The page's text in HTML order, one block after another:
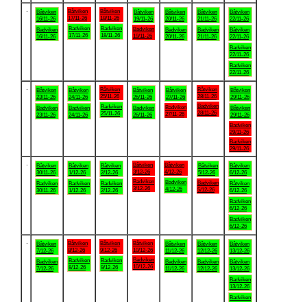
Båtviken
16/11-26
Badviken
16/11-26
Båtviken
17/11-26
Badviken
17/11-26
Båtviken
18/11-26
Badviken
18/11-26
Båtviken
19/11-26
Badviken
19/11-26
Båtviken
20/11-26
Badviken
20/11-26
Båtviken
21/11-26
Badviken
21/11-26
Båtviken
22/11-26
Båtviken
22/11-26
Badviken
22/11-26
Badviken
22/11-26
Båtviken
23/11-26
Badviken
23/11-26
Båtviken
24/11-26
Badviken
24/11-26
Båtviken
25/11-26
Badviken
25/11-26
Båtviken
26/11-26
Badviken
26/11-26
Båtviken
27/11-26
Badviken
27/11-26
Båtviken
28/11-26
Badviken
28/11-26
Båtviken
29/11-26
Båtviken
29/11-26
Badviken
29/11-26
Badviken
29/11-26
Båtviken
30/11-26
Badviken
30/11-26
Båtviken
1/12-26
Badviken
1/12-26
Båtviken
2/12-26
Badviken
2/12-26
Båtviken
3/12-26
Badviken
3/12-26
Båtviken
4/12-26
Badviken
4/12-26
Båtviken
5/12-26
Badviken
5/12-26
Båtviken
6/12-26
Båtviken
6/12-26
Badviken
6/12-26
Badviken
6/12-26
Båtviken
7/12-26
Badviken
7/12-26
Båtviken
8/12-26
Badviken
8/12-26
Båtviken
9/12-26
Badviken
9/12-26
Båtviken
10/12-26
Badviken
10/12-26
Båtviken
11/12-26
Badviken
11/12-26
Båtviken
12/12-26
Badviken
12/12-26
Båtviken
13/12-26
Båtviken
13/12-26
Badviken
13/12-26
Badviken